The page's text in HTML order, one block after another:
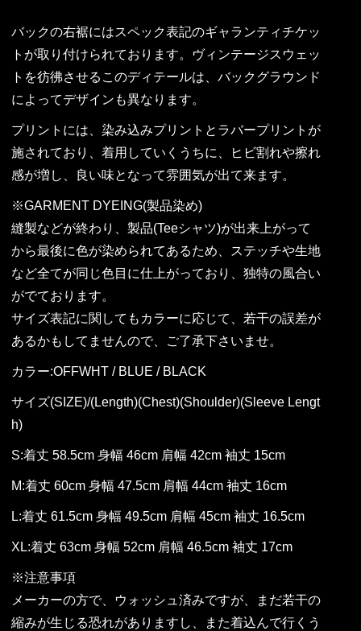
バックの右裾にはスペック表記のギャランティチケッ
トが取り付けられております。ヴィンテージスウェッ
トを彷彿させるこのディテールは、バックグラウンド
によってデザインも異なります。
プリントには、染み込みプリントとラバープリントが
施されており、着用していくうちに、ヒビ割れや擦れ
感が増し、良い味となって雰囲気が出て来ます。
※GARMENT DYEING(製品染め)
縫製などが終わり、製品(Teeシャツ)が出来上がって
から最後に色が染められてあるため、ステッチや生地
など全てが同じ色目に仕上がっており、独特の風合い
がでております。
サイズ表記に関してもカラーに応じて、若干の誤差が
あるかもしてませんので、ご了承下さいませ。
カラー:OFFWHT / BLUE / BLACK
サイズ(SIZE)/(Length)(Chest)(Shoulder)(Sleeve Lengt
h)
S:着丈 58.5cm 身幅 46cm 肩幅 42cm 袖丈 15cm
M:着丈 60cm 身幅 47.5cm 肩幅 44cm 袖丈 16cm
L:着丈 61.5cm 身幅 49.5cm 肩幅 45cm 袖丈 16.5cm
XL:着丈 63cm 身幅 52cm 肩幅 46.5cm 袖丈 17cm
※注意事項
メーカーの方で、ウォッシュ済みですが、まだ若干の
縮みが生じる恐れがありますし、また着込んで行くう